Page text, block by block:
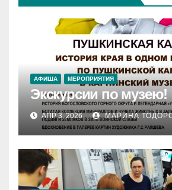
АФИША МЕРОПРИЯТИЯ
Экскурсии по музею!
АПР 3, 2026 МАРИНА